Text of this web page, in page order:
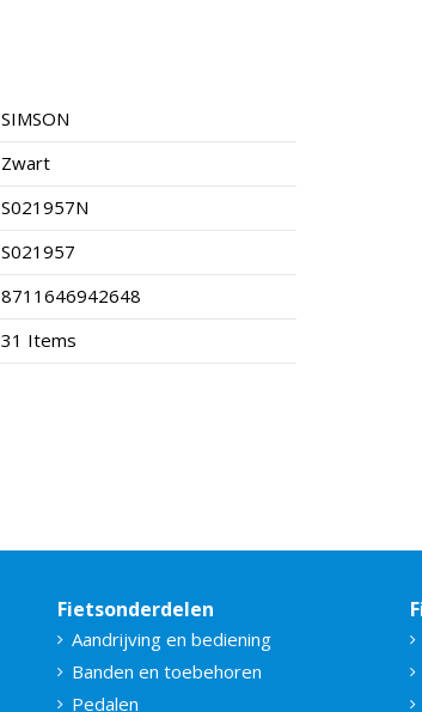
SIMSON
Zwart
S021957N
S021957
8711646942648
31 Items
Fietsonderdelen
Aandrijving en bediening
Banden en toebehoren
Pedalen